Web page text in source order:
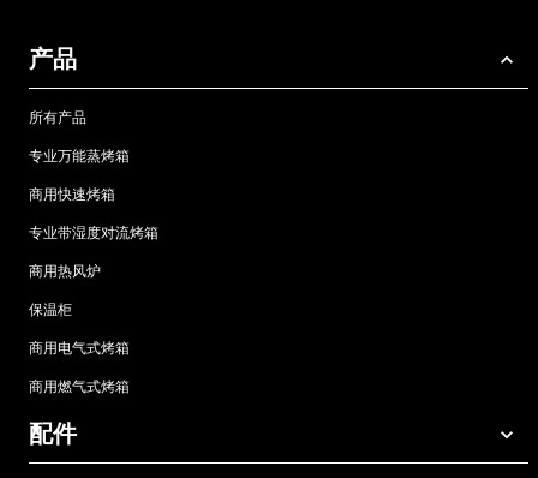
产品
所有产品
专业万能蒸烤箱
商用快速烤箱
专业带湿度对流烤箱
商用热风炉
保温柜
商用电气式烤箱
商用燃气式烤箱
配件